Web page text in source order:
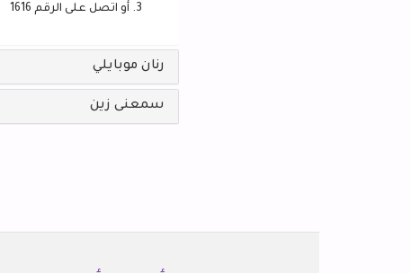
أو اتصل على الرقم 1616
رنان موبايلي
سمعنى زين